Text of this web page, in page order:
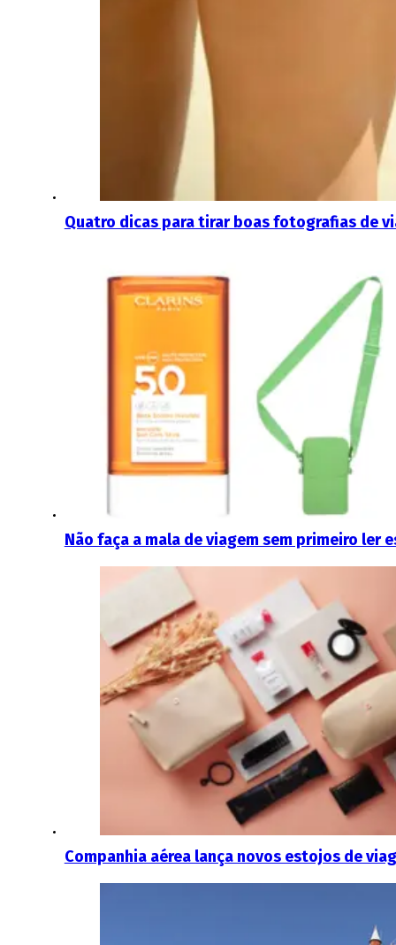
Quatro dicas para tirar boas fotografias de
Não faça a mala de viagem sem primeiro ler
Companhia aérea lança novos estojos de